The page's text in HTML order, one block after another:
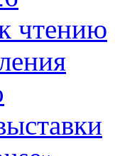
чтению